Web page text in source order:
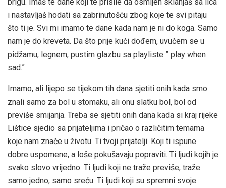
i nastavljaš hodati sa zabrinutošću zbog koje te svi pitaju
što ti je. Svi mi imamo te dane kada nam je ni do koga. Samo
nam je do kreveta. Da što prije kući dođem, uvučem se u
pidžamu, legnem, pustim glazbu sa playliste ” play when
sad.”
Imamo, ali lijepo se tijekom tih dana sjetiti onih kada smo
znali samo za bol u stomaku, ali onu slatku bol, bol od
previše smijanja. Treba se sjetiti onih dana kada si kraj rijeke
Lištice sjedio sa prijateljima i pričao o različitim temama
koje nam znače u životu. Ti tvoji prijatelji. Koji ti ispune
dobre uspomene, a loše pokušavaju popraviti. Ti ljudi kojih je
svako slovo vrijedno. Ti ljudi koji ne traže previše, traže
samo jedno, samo sreću. Ti ljudi koji su spremni svoje